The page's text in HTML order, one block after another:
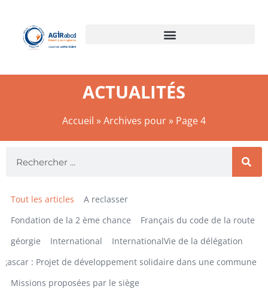
ACTUALITÉS
Accueil »Archives pour» Page 4
A reclasser
Fondation de la 2 ème chance
Français du code de la route
géorgie
International
InternationalVie de la délégation
: Projet de développement solidaire dans une commune
Missions proposées par le siège
Tout les articles